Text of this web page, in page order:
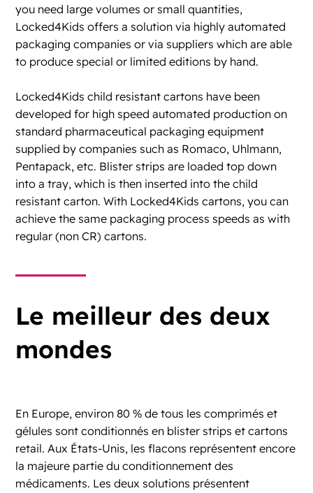
you need large volumes or small quantities,
Locked4Kids offers a solution via highly automated
packaging companies or via suppliers which are able
to produce special or limited editions by hand.
Locked4Kids child resistant cartons have been
developed for high speed automated production on
standard pharmaceutical packaging equipment
supplied by companies such as Romaco, Uhlmann,
Pentapack, etc. Blister strips are loaded top down
into a tray, which is then inserted into the child
resistant carton. With Locked4Kids cartons, you can
achieve the same packaging process speeds as with
regular (non CR) cartons.
Le meilleur des deux
mondes
En Europe, environ 80 % de tous les comprimés et
gélules sont conditionnés en blister strips et cartons
retail. Aux États-Unis, les flacons représentent encore
la majeure partie du conditionnement des
médicaments. Les deux solutions présentent